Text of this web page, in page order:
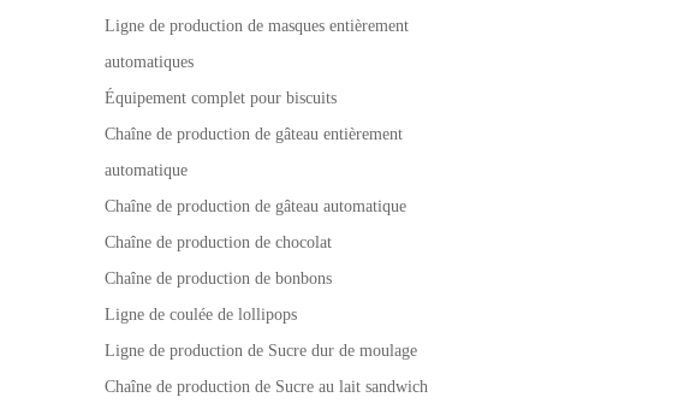
Ligne de production de masques entièrement
automatiques
Équipement complet pour biscuits
Chaîne de production de gâteau entièrement
automatique
Chaîne de production de gâteau automatique
Chaîne de production de chocolat
Chaîne de production de bonbons
Ligne de coulée de lollipops
Ligne de production de Sucre dur de moulage
Chaîne de production de Sucre au lait sandwich